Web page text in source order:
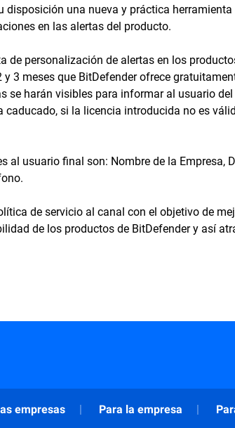
disposición una nueva y práctica
en las alertas del producto.
de personalización de alertas en los
3 meses que BitDefender ofrece
se harán visibles para informar al usuario
caducado, si la licencia introducida no es
al usuario final son: Nombre de la Empresa,
de servicio al canal con el objetivo de
de los productos de BitDefender y así
empresas Para la empresa